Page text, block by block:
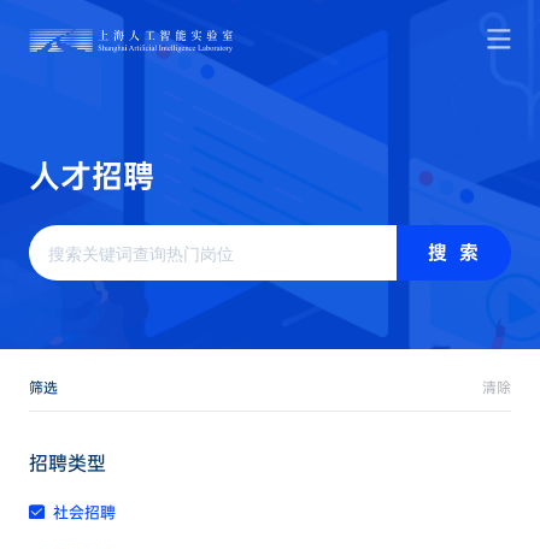
人才招聘
搜 索
筛选 清除
招聘类型
社会招聘